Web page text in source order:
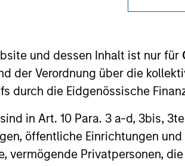
und dessen Inhalt ist nur für
der Verordnung über die
durch die Eidgenössische
sind in Art. 10 Para. 3 a-d, 3bis,
öffentliche Einrichtungen
vermögende Privatpersonen,
market leader for
The above is provided for
performance (for realized holdings), or
of their respective owners. The